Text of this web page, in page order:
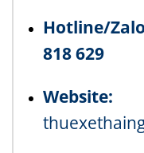
Hotline/
818 629
Website: